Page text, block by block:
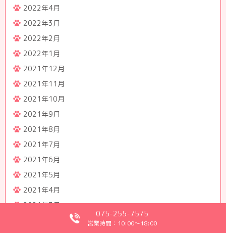
2022年4月
2022年3月
2022年2月
2022年1月
2021年12月
2021年11月
2021年10月
2021年9月
2021年8月
2021年7月
2021年6月
2021年5月
2021年4月
2021年3月
075-255-7575
営業時間：10:00～18:00